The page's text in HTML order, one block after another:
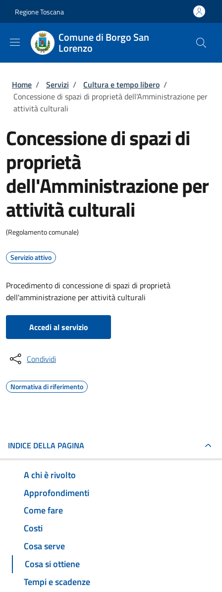
Regione Toscana
Comune di Borgo San
Lorenzo
Briciole di pane
Home / Servizi / Cultura e tempo libero /
Concessione di spazi di proprietà dell'Amministrazione per
attività culturali
Concessione di spazi di
proprietà
dell'Amministrazione per
attività culturali
(Regolamento comunale)
Servizio attivo
Procedimento di concessione di spazi di proprietà
dell'amministrazione per attività culturali
Accedi al servizio
Condividi
Normativa di riferimento
INDICE DELLA PAGINA
A chi è rivolto
Approfondimenti
Come fare
Costi
Cosa serve
Cosa si ottiene
Tempi e scadenze